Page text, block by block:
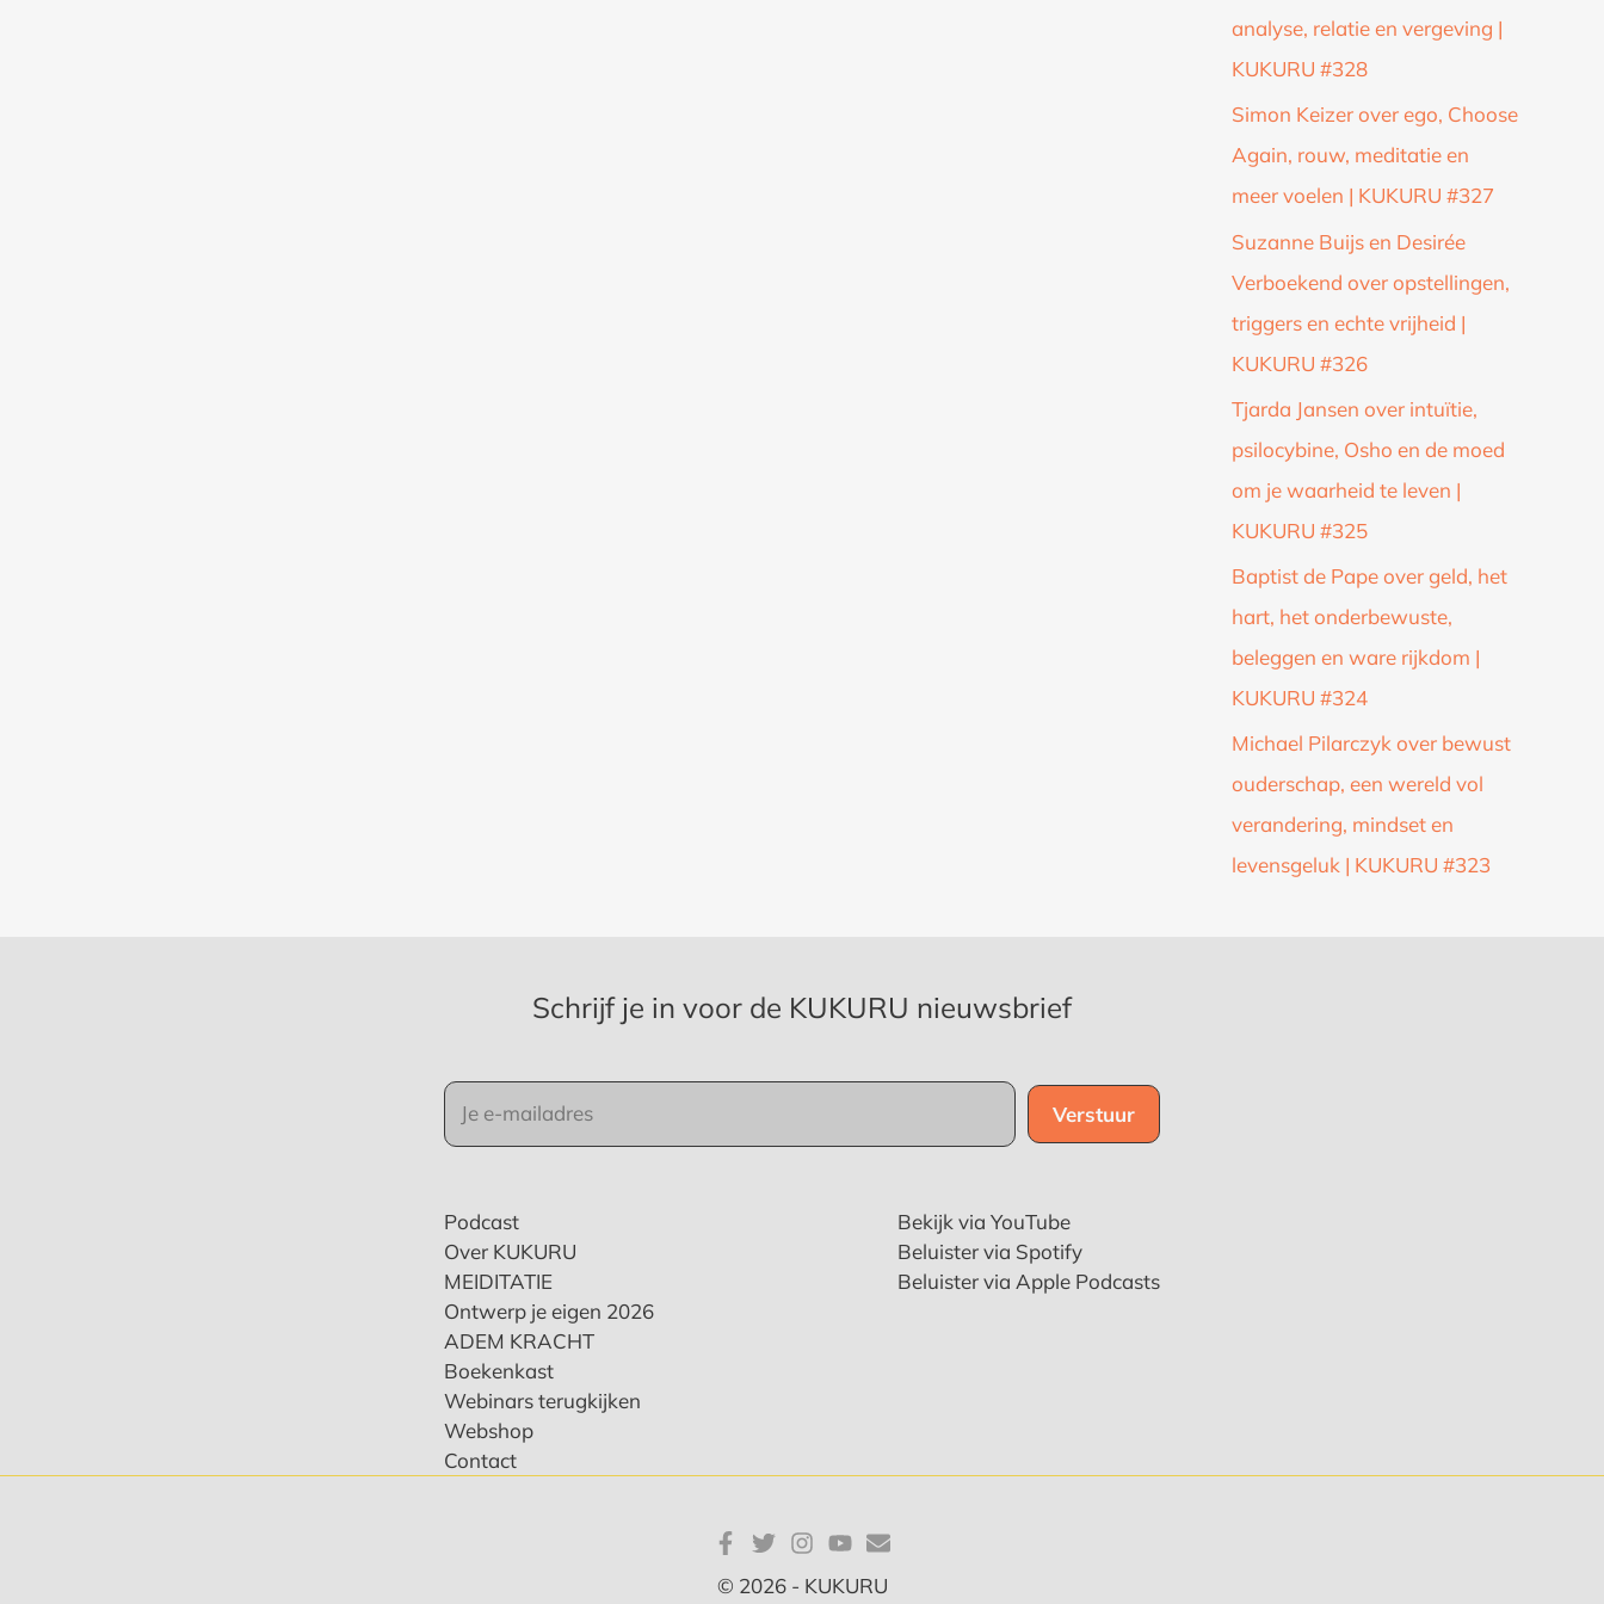
analyse, relatie en vergeving |
KUKURU #328
Simon Keizer over ego, Choose
Again, rouw, meditatie en
meer voelen | KUKURU #327
Suzanne Buijs en Desirée
Verboekend over opstellingen,
triggers en echte vrijheid |
KUKURU #326
Tjarda Jansen over intuïtie,
psilocybine, Osho en de moed
om je waarheid te leven |
KUKURU #325
Baptist de Pape over geld, het
hart, het onderbewuste,
beleggen en ware rijkdom |
KUKURU #324
Michael Pilarczyk over bewust
ouderschap, een wereld vol
verandering, mindset en
levensgeluk | KUKURU #323
Podcast
Over KUKURU
MEIDITATIE
Ontwerp je eigen 2026
ADEM KRACHT
Boekenkast
Webinars terugkijken
Webshop
Contact
Bekijk via YouTube
Beluister via Spotify
Beluister via Apple Podcasts
Schrijf je in voor de KUKURU nieuwsbrief
© 2026 - KUKURU